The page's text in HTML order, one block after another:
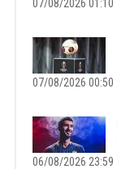
07/08/2026 01:10
07/08/2026 00:50
06/08/2026 23:59